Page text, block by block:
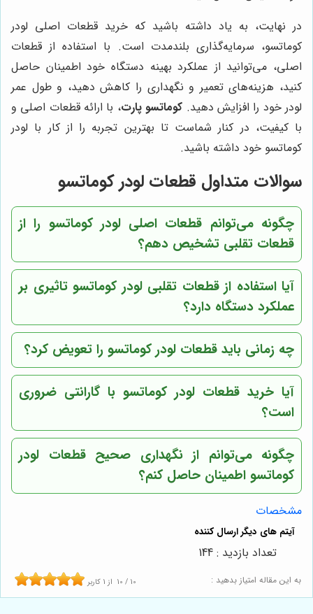
در نهایت، به یاد داشته باشید که خرید قطعات اصلی لودر
کوماتسو، سرمایه‌گذاری بلندمدت است. با استفاده از قطعات
اصلی، می‌توانید از عملکرد بهینه دستگاه خود اطمینان حاصل
کنید، هزینه‌های تعمیر و نگهداری را کاهش دهید، و طول عمر
لودر خود را افزایش دهید. کوماتسو پارت، با ارائه قطعات اصلی و
با کیفیت، در کنار شماست تا بهترین تجربه را از کار با لودر
کوماتسو خود داشته باشید.
سوالات متداول قطعات لودر کوماتسو
چگونه می‌توانم قطعات اصلی لودر کوماتسو را از
قطعات تقلبی تشخیص دهم؟
آیا استفاده از قطعات تقلبی لودر کوماتسو تاثیری بر
عملکرد دستگاه دارد؟
چه زمانی باید قطعات لودر کوماتسو را تعویض کرد؟
آیا خرید قطعات لودر کوماتسو با گارانتی ضروری
است؟
چگونه می‌توانم از نگهداری صحیح قطعات لودر
کوماتسو اطمینان حاصل کنم؟
مشخصات
به این مقاله امتیاز بدهید : 10 / 10 از 1 کاربر
تعداد بازدید : 144